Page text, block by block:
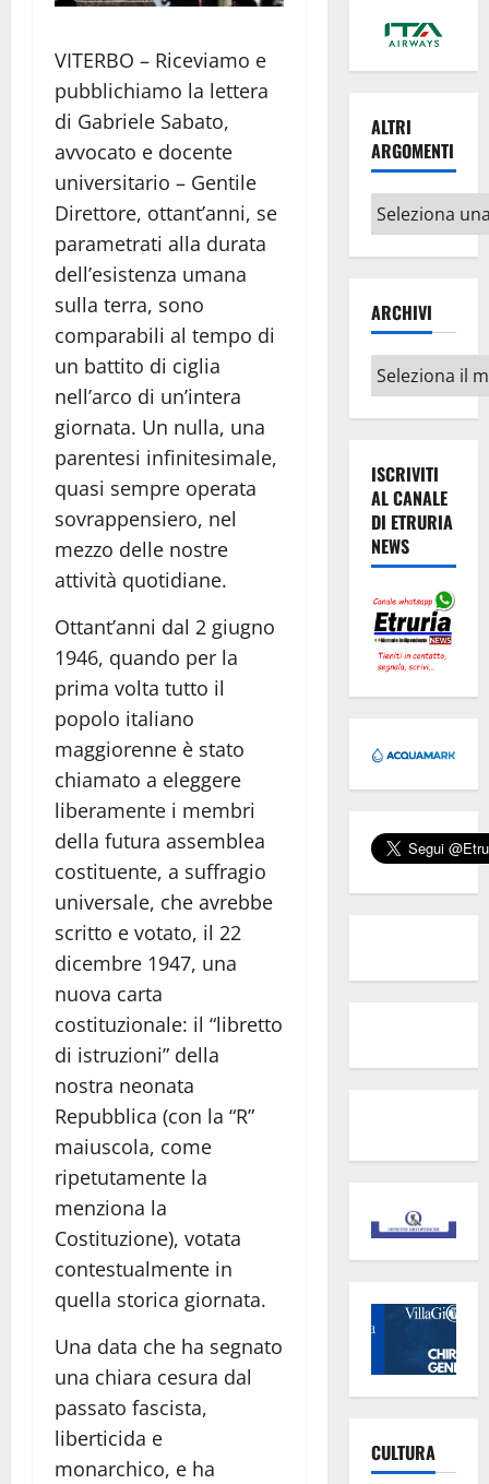
VITERBO – Riceviamo e
pubblichiamo la lettera
di Gabriele Sabato,
avvocato e docente
universitario – Gentile
Direttore, ottant’anni, se
parametrati alla durata
dell’esistenza umana
sulla terra, sono
comparabili al tempo di
un battito di ciglia
nell’arco di un’intera
giornata. Un nulla, una
parentesi infinitesimale,
quasi sempre operata
sovrappensiero, nel
mezzo delle nostre
attività quotidiane.
Ottant’anni dal 2 giugno
1946, quando per la
prima volta tutto il
popolo italiano
maggiorenne è stato
chiamato a eleggere
liberamente i membri
della futura assemblea
costituente, a suffragio
universale, che avrebbe
scritto e votato, il 22
dicembre 1947, una
nuova carta
costituzionale: il “libretto
di istruzioni” della
nostra neonata
Repubblica (con la “R”
maiuscola, come
ripetutamente la
menziona la
Costituzione), votata
contestualmente in
quella storica giornata.
Una data che ha segnato
una chiara cesura dal
passato fascista,
liberticida e
monarchico, e ha
ALTRI
ARGOMENTI
Altri
argomenti
ARCHIVI
Archivi
ISCRIVITI
AL CANALE
DI ETRURIA
NEWS
CULTURA